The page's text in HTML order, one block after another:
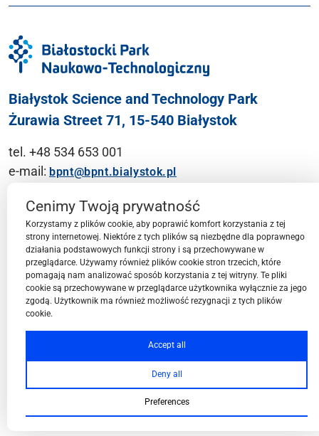
Białystok Science and Technology Park
Żurawia Street 71, 15-540 Białystok
tel. +48 534 653 001
e-mail: bpnt@bpnt.bialystok.pl
Contact
BPN-T Area
BPN-T Offer
Cenimy Twoją prywatność
Korzystamy z plików cookie, aby poprawić komfort korzystania z tej
strony internetowej. Niektóre z tych plików są niezbędne dla poprawnego
działania podstawowych funkcji strony i są przechowywane w
przeglądarce. Używamy również plików cookie stron trzecich, które
pomagają nam analizować sposób korzystania z tej witryny. Te pliki
cookie są przechowywane w przeglądarce użytkownika wyłącznie za jego
zgodą. Użytkownik ma również możliwość rezygnacji z tych plików
cookie.
Accept all
Deny all
Preferences